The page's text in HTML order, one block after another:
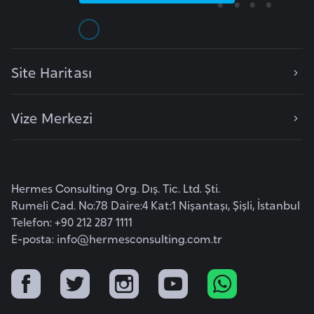
Site Haritası
Vize Merkezi
Hermes Consulting Org. Dış. Tic. Ltd. Şti.
Rumeli Cad. No:78 Daire:4 Kat:1 Nişantaşı, Şişli, İstanbul
Telefon: +90 212 287 1111
E-posta: info@hermesconsulting.com.tr
r
n
d
İ